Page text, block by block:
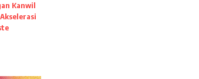
Kanwil